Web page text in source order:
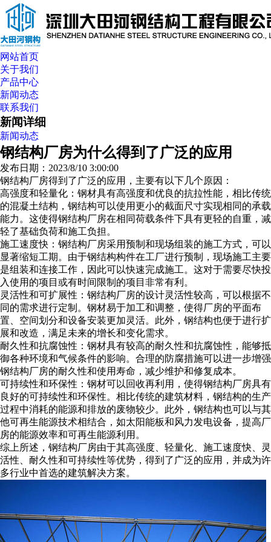
网站首页
关于我们
产品中心
新闻动态
联系我们
新闻详细
新闻动态
钢结构厂房为什么得到了广泛的应用
发布日期：2023/8/10 3:00:00
钢结构厂房得到了广泛的应用，主要有以下几个原因：
高强度和轻量化：钢材具有高强度和优良的抗拉性能，相比传统
的混凝土结构，钢结构可以使用更小的截面尺寸实现相同的承载
能力。这使得钢结构厂房在相同荷载条件下具有更轻的自重，减
轻了基础负荷和施工负担。
施工速度快：钢结构厂房采用预制和现场组装的施工方式，可以
显著缩短工期。由于钢结构构件在工厂进行预制，现场施工主要
是组装和连接工作，因此可以快速完成施工。这对于需要尽快投
入使用的项目或有时间限制的项目非常有利。
灵活性和可扩展性：钢结构厂房的设计灵活性较高，可以根据不
同的需求进行定制。钢材易于加工和调整，使得厂房的平面布
置、空间划分和设备安装更加灵活。此外，钢结构也便于进行扩
展和改造，满足未来的增长和变化需求。
耐久性和抗腐蚀性：钢材具有较高的耐久性和抗腐蚀性，能够抵
御各种环境和气候条件的影响。合理的防腐措施可以进一步增强
钢结构厂房的耐久性和使用寿命，减少维护和修复成本。
可持续性和环保性：钢材可以回收再利用，使得钢结构厂房具有
良好的可持续性和环保性。相比传统的建筑材料，钢结构的生产
过程中消耗的能源和排放的废物较少。此外，钢结构也可以与其
他可再生能源技术相结合，如太阳能板和风力发电设备，提高厂
房的能源效率和可再生能源利用。
综上所述，钢结构厂房由于其高强度、轻量化、施工速度快、灵
活性、耐久性和可持续性等优势，得到了广泛的应用，并成为许
多行业中首选的建筑解决方案。